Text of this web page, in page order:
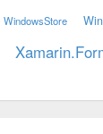
WindowsStore